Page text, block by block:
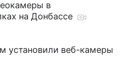
в
на Донбассе
установили веб-камеры